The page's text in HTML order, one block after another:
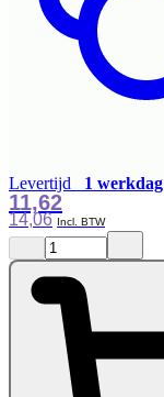
Levertijd 1 werkdag
14,06
11,62